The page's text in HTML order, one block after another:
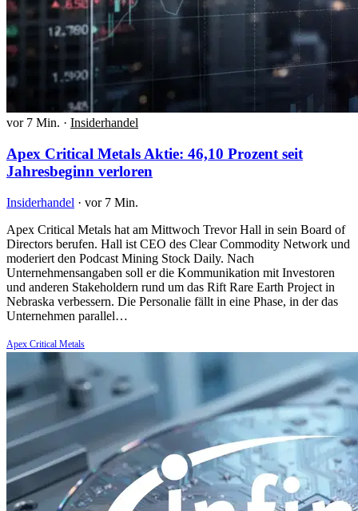
vor 7 Min. · Insiderhandel
Apex Critical Metals Aktie: 46,10 Prozent seit
Jahresbeginn verloren
Insiderhandel · vor 7 Min.
Apex Critical Metals hat am Mittwoch Trevor Hall in sein Board of
Directors berufen. Hall ist CEO des Clear Commodity Network und
moderiert den Podcast Mining Stock Daily. Nach
Unternehmensangaben soll er die Kommunikation mit Investoren
und anderen Stakeholdern rund um das Rift Rare Earth Project in
Nebraska verbessern. Die Personalie fällt in eine Phase, in der das
Unternehmen parallel…
Apex Critical Metals